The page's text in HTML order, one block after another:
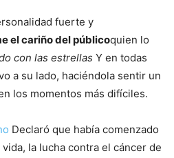
fuerte y
el cariño del públicoquien lo
con las estrellas Y en todas
a su lado, haciéndola sentir un
los momentos más difíciles.
Declaró que había comenzado
la lucha contra el cáncer de